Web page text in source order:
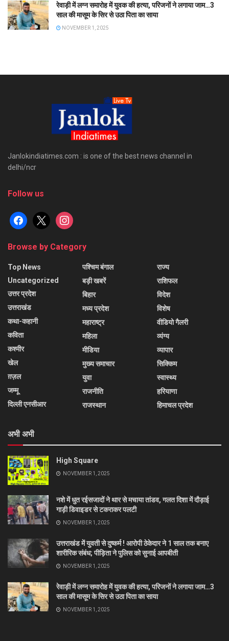
रेवाड़ी में लग्न समारोह में युवक की हत्या, परिजनों ने लगाया जाम…3
साल की मासूम के सिर से उठा पिता का साया
NOVEMBER 1, 2025
Janlokindiatimes.com : is one of the best news channel in
delhi/ncr
Follow us
facebook
x instagram
Browse by Category
Top News
Uncategorized
उत्तर प्रदेश
उत्तराखंड
कथा-कहानी
कविता
कश्मीर
खेल
ग़ज़ल
जम्मू
दिल्ली एनसीआर
पश्चिम बंगाल
बड़ी खबरें
बिहार
मध्य प्रदेश
महाराष्ट्र
महिला
मीडिया
मुख्य समाचार
युवा
राजनीति
राजस्थान
राज्य
राशिफल
विदेश
विशेष
वीडियो गैलरी
व्यंग्य
व्यापार
सिक्किम
स्वास्थ्य
हरियाणा
हिमाचल प्रदेश
अभी अभी
High Square
NOVEMBER 1, 2025
नशे में धुत रईसजादों ने थार से मचाया तांडव, गलत दिशा में दौड़ाई
गाड़ी डिवाइडर से टकराकर पलटी
NOVEMBER 1, 2025
उत्तराखंड में युवती से दुष्कर्म ! आरोपी ठेकेदार ने 1 साल तक बनाए
शारीरिक संबंध; पीड़िता ने पुलिस को सुनाई आपबीती
NOVEMBER 1, 2025
रेवाड़ी में लग्न समारोह में युवक की हत्या, परिजनों ने लगाया जाम…3
साल की मासूम के सिर से उठा पिता का साया
NOVEMBER 1, 2025